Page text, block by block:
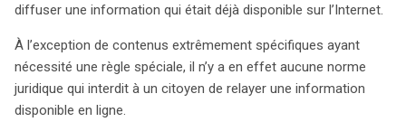
diffuser une information qui était déjà disponible sur l’Internet.
À l’exception de contenus extrêmement spécifiques ayant
nécessité une règle spéciale, il n’y a en effet aucune norme
juridique qui interdit à un citoyen de relayer une information
disponible en ligne.